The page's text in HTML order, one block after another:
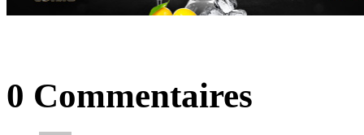
0 Commentaires